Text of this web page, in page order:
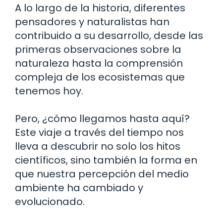
A lo largo de la historia, diferentes
pensadores y naturalistas han
contribuido a su desarrollo, desde las
primeras observaciones sobre la
naturaleza hasta la comprensión
compleja de los ecosistemas que
tenemos hoy.
Pero, ¿cómo llegamos hasta aquí?
Este viaje a través del tiempo nos
lleva a descubrir no solo los hitos
científicos, sino también la forma en
que nuestra percepción del medio
ambiente ha cambiado y
evolucionado.